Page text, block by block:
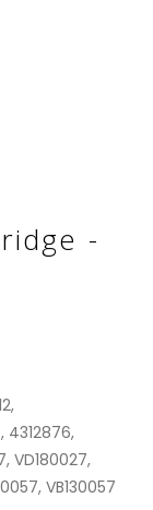
-
4312876,
VD180027,
VB130057